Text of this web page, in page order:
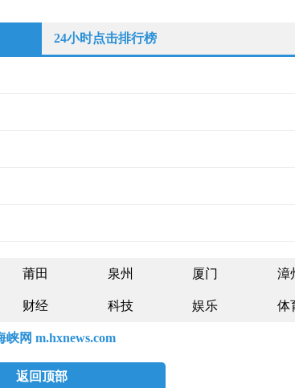
24小时点击排行榜
莆田 泉州 厦门 漳
财经 科技 娱乐 体
峡网 m.hxnews.com
返回顶部